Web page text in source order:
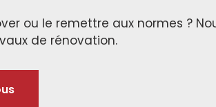
ou le remettre aux normes ?
de rénovation.